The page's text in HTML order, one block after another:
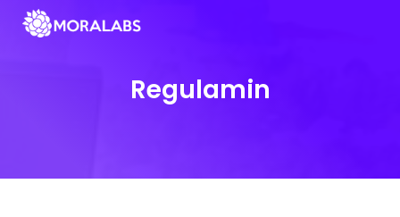
Regulamin